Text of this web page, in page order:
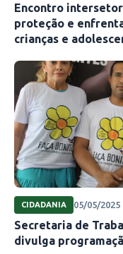
Encontro
proteção e
crianças e
CIDADANIA 05/05/2025
Secretaria de
divulga